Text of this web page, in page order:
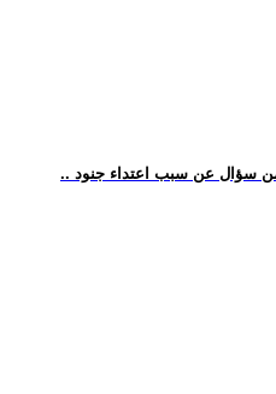
من سؤال عن سبب اعتداء جنود